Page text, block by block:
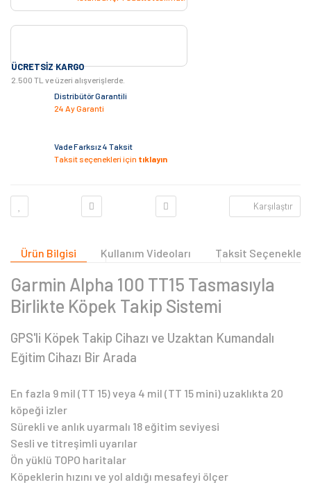
ÜCRETSIZ KARGO
2.500 TL ve üzeri alışverişlerde.
Distribütör Garantili
24 Ay Garanti
Vade Farksız 4 Taksit
Taksit seçenekleri için tıklayın
Karşılaştır
Ürün Bilgisi Kullanım Videoları Taksit Seçenekleri
Garmin Alpha 100 TT15 Tasmasıyla
Birlikte Köpek Takip Sistemi
GPS'li Köpek Takip Cihazı ve Uzaktan Kumandalı
Eğitim Cihazı Bir Arada
En fazla 9 mil (TT 15) veya 4 mil (TT 15 mini) uzaklıkta 20
köpeği izler
Sürekli ve anlık uyarmalı 18 eğitim seviyesi
Sesli ve titreşimli uyarılar
Ön yüklü TOPO haritalar
Köpeklerin hızını ve yol aldığı mesafeyi ölçer